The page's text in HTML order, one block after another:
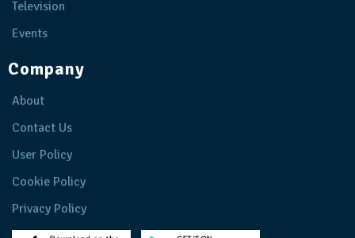
Television
Events
Company
About
Contact Us
User Policy
Cookie Policy
Privacy Policy